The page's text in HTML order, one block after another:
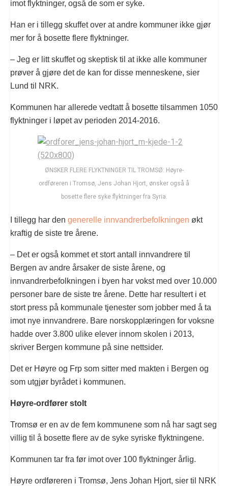
imot flyktninger, også de som er syke.
Han er i tillegg skuffet over at andre kommuner ikke gjør
mer for å bosette flere flyktninger.
– Jeg er litt skuffet og skeptisk til at ikke alle kommuner
prøver å gjøre det de kan for disse menneskene, sier
Lund til NRK.
Kommunen har allerede vedtatt å bosette tilsammen 1050
flyktninger i løpet av perioden 2014-2016.
ØNSKER FLERE FLYKTNINGER TIL TROMSØ: Høyre-
ordføreren i Tromsø, Jens Johan Hjort, ønsker også å
bosette flere syke flyktninger fra Syria.
I tillegg har den generelle innvandrerbefolkningen økt
kraftig de siste tre årene.
– Det er også kommet et stort antall innvandrere til
Bergen av andre årsaker de siste årene, og
innvandrerbefolkningen i byen har vokst med over 10.000
personer bare de siste tre årene. Dette har resultert i et
stort press på kommunale tjenester som jobber med å ta
imot nye innvandrere. Bare norskopplæringen for voksne
hadde over 3.800 ulike elever innom skolen i 2013,
skriver Bergen kommune på sine nettsider.
Det er Høyre og Frp som sitter med makten i Bergen og
som utgjør byrådet i kommunen.
Høyre-ordfører stolt
Tromsø er en av de fem kommunene som nå har sagt seg
villig til å bosette flere av de syke syriske flyktningene.
Kommunen tar fra før imot over 100 flyktninger årlig.
Høyre ordføreren i Tromsø, Jens Johan Hjort, sier til NRK